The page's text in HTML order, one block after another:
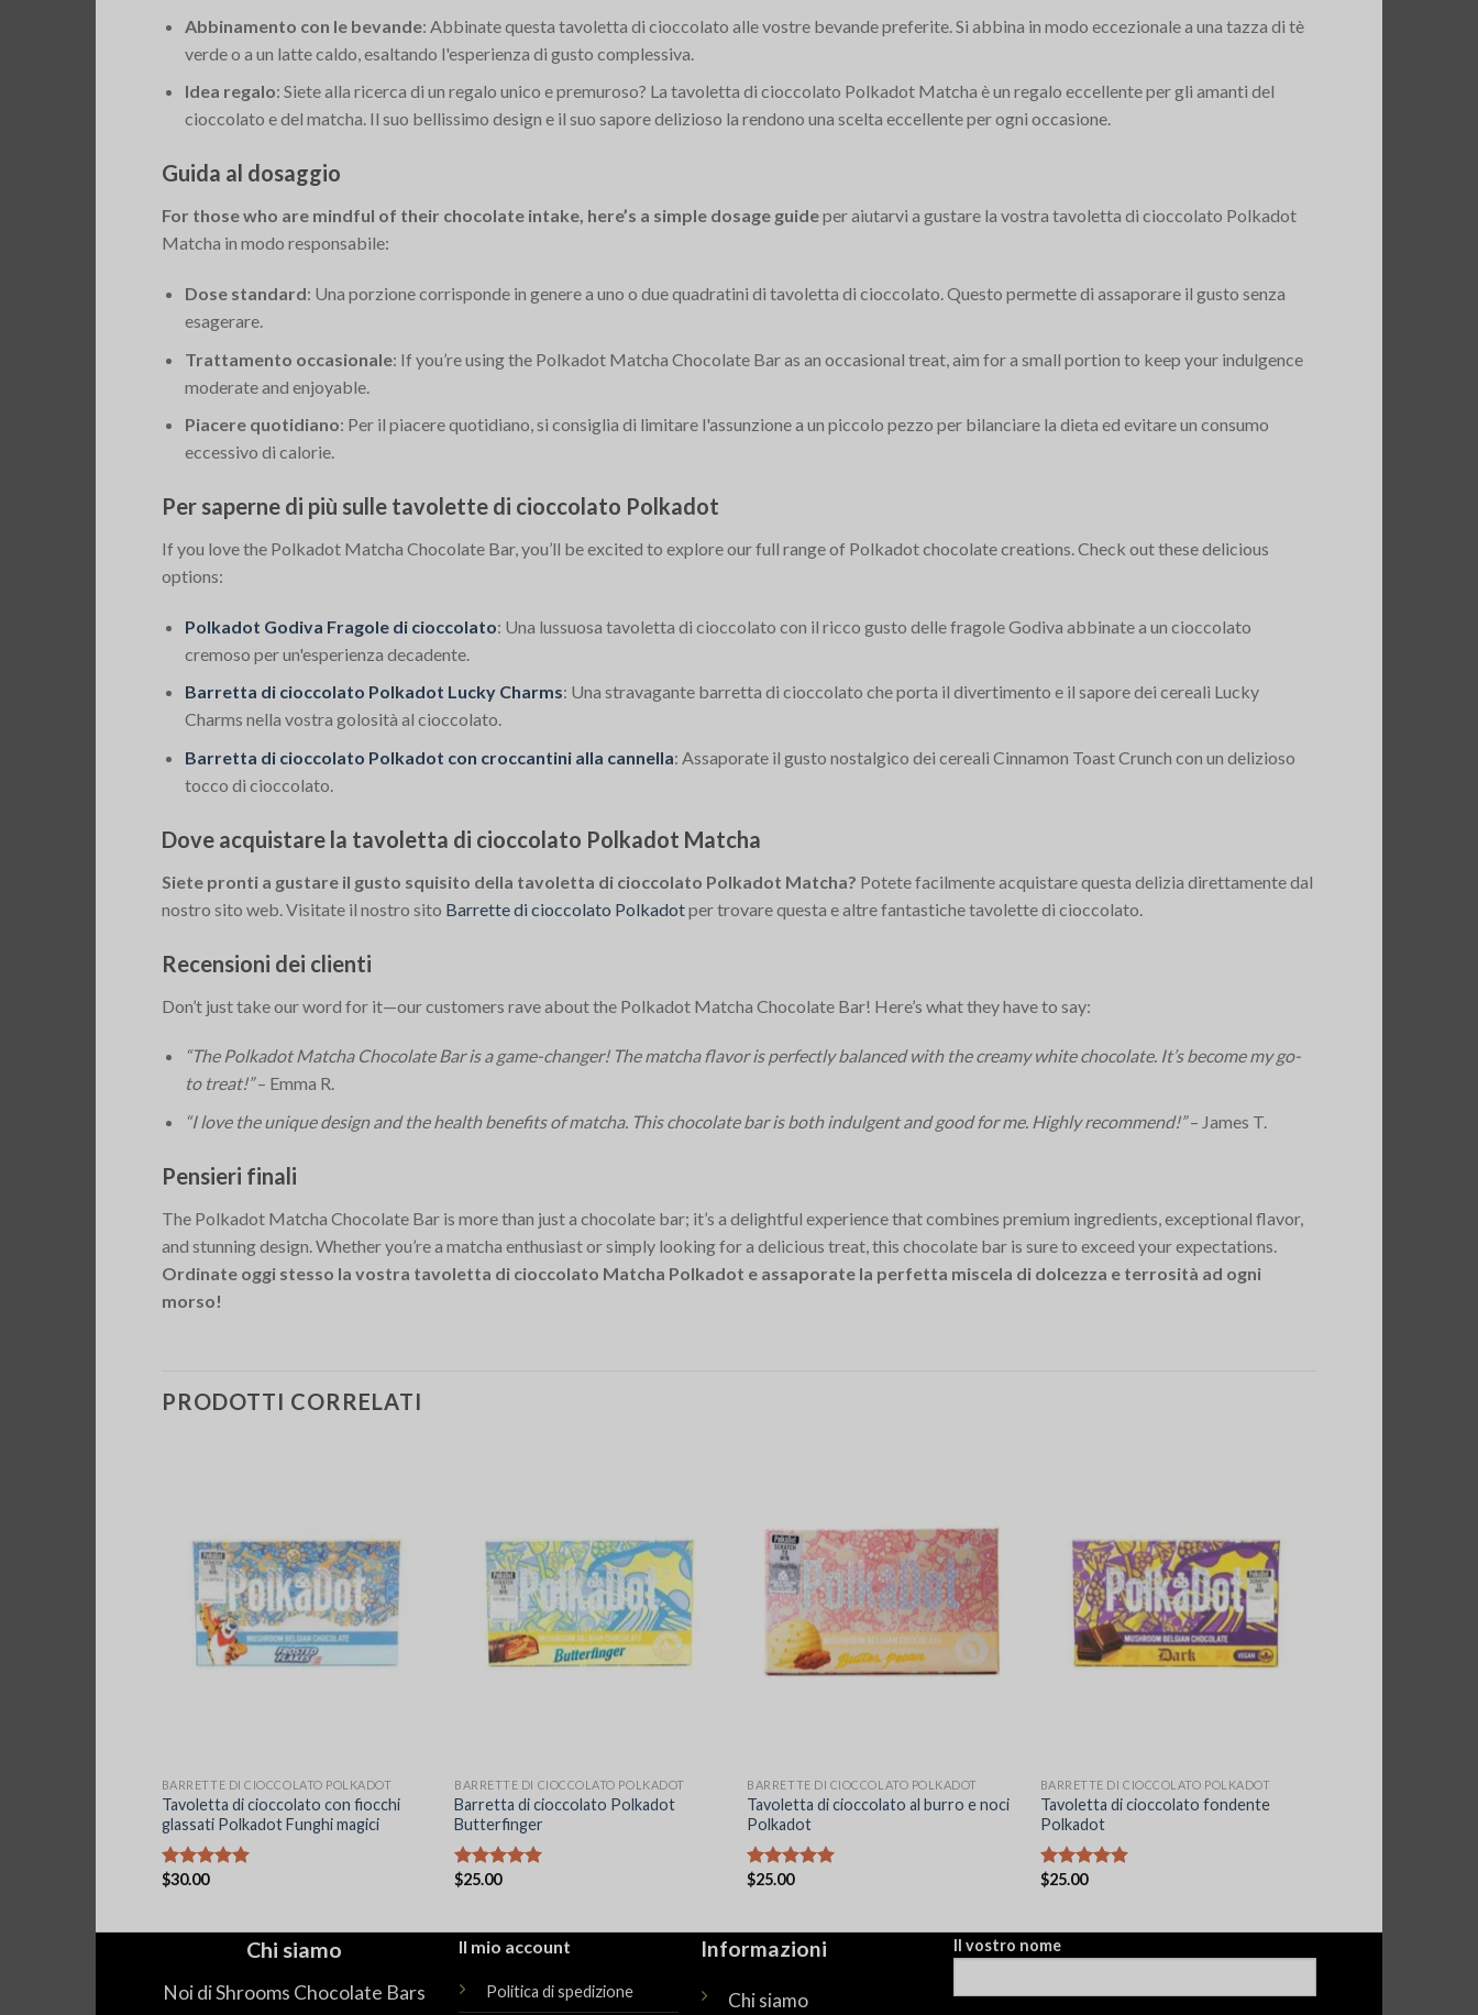
Abbinamento con le bevande: Abbinate questa tavoletta di cioccolato alle vostre bevande preferite. Si abbina in modo eccezionale a una tazza di tè
verde o a un latte caldo, esaltando l'esperienza di gusto complessiva.
Idea regalo: Siete alla ricerca di un regalo unico e premuroso? La tavoletta di cioccolato Polkadot Matcha è un regalo eccellente per gli amanti del
cioccolato e del matcha. Il suo bellissimo design e il suo sapore delizioso la rendono una scelta eccellente per ogni occasione.
Guida al dosaggio
For those who are mindful of their chocolate intake, here’s a simple dosage guideper aiutarvi a gustare la vostra tavoletta di cioccolato Polkadot
Matcha in modo responsabile:
Dose standard: Una porzione corrisponde in genere a uno o due quadratini di tavoletta di cioccolato. Questo permette di assaporare il gusto senza
esagerare.
Trattamento occasionale: If you’re using the Polkadot Matcha Chocolate Bar as an occasional treat, aim for a small portion to keep your indulgence
moderate and enjoyable.
Piacere quotidiano: Per il piacere quotidiano, si consiglia di limitare l'assunzione a un piccolo pezzo per bilanciare la dieta ed evitare un consumo
eccessivo di calorie.
Per saperne di più sulle tavolette di cioccolato Polkadot
If you love the Polkadot Matcha Chocolate Bar, you’ll be excited to explore our full range of Polkadot chocolate creations. Check out these delicious
options:
Polkadot Godiva Fragole di cioccolato: Una lussuosa tavoletta di cioccolato con il ricco gusto delle fragole Godiva abbinate a un cioccolato
cremoso per un'esperienza decadente.
Barretta di cioccolato Polkadot Lucky Charms: Una stravagante barretta di cioccolato che porta il divertimento e il sapore dei cereali Lucky
Charms nella vostra golosità al cioccolato.
Barretta di cioccolato Polkadot con croccantini alla cannella: Assaporate il gusto nostalgico dei cereali Cinnamon Toast Crunch con un delizioso
tocco di cioccolato.
Dove acquistare la tavoletta di cioccolato Polkadot Matcha
Siete pronti a gustare il gusto squisito della tavoletta di cioccolato Polkadot Matcha? Potete facilmente acquistare questa delizia direttamente dal
nostro sito web. Visitate il nostro sito Barrette di cioccolato Polkadotper trovare questa e altre fantastiche tavolette di cioccolato.
Recensioni dei clienti
Don’t just take our word for it—our customers rave about the Polkadot Matcha Chocolate Bar! Here’s what they have to say:
“The Polkadot Matcha Chocolate Bar is a game-changer! The matcha flavor is perfectly balanced with the creamy white chocolate. It’s become my go-
to treat!”– Emma R.
“I love the unique design and the health benefits of matcha. This chocolate bar is both indulgent and good for me. Highly recommend!”– James T.
Pensieri finali
The Polkadot Matcha Chocolate Bar is more than just a chocolate bar; it’s a delightful experience that combines premium ingredients, exceptional flavor,
and stunning design. Whether you’re a matcha enthusiast or simply looking for a delicious treat, this chocolate bar is sure to exceed your expectations.
Ordinate oggi stesso la vostra tavoletta di cioccolato Matcha Polkadot e assaporate la perfetta miscela di dolcezza e terrosità ad ogni
morso!
PRODOTTI CORRELATI
BARRETTE DI CIOCCOLATO POLKADOT
Tavoletta di cioccolato con fiocchi
glassati Polkadot Funghi magici
Valutato
$30.00
BARRETTE DI CIOCCOLATO POLKADOT
Barretta di cioccolato Polkadot
Butterfinger
Valutato
$25.00
BARRETTE DI CIOCCOLATO POLKADOT
Tavoletta di cioccolato al burro e noci
Polkadot
Valutato
$25.00
BARRETTE DI CIOCCOLATO POLKADOT
Tavoletta di cioccolato fondente
Polkadot
Valutato
$25.00
Chi siamo
Noi di Shrooms Chocolate Bars
Il mio account
Politica di spedizione
Informazioni
Chi siamo
Il vostro nome